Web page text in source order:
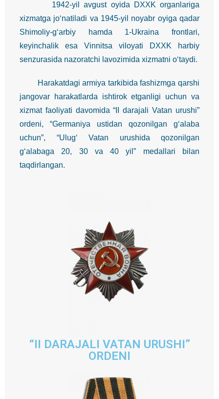
1942-yil avgust oyida DXXK organlariga
xizmatga jo‘natiladi va 1945-yil noyabr oyiga qadar
Shimoliy-g‘arbiy hamda 1-Ukraina frontlari,
keyinchalik esa Vinnitsa viloyati DXXK harbiy
senzurasida nazoratchi lavozimida xizmatni o‘taydi.
Harakatdagi armiya tarkibida fashizmga qarshi
jangovar harakatlarda ishtirok etganligi uchun va
xizmat faoliyati davomida “II darajali Vatan urushi”
ordeni, “Germaniya ustidan qozonilgan g‘alaba
uchun”, “Ulug‘ Vatan urushida qozonilgan
g‘alabaga 20, 30 va 40 yil” medallari bilan
taqdirlangan.
“II DARAJALI VATAN URUSHI”
ORDENI